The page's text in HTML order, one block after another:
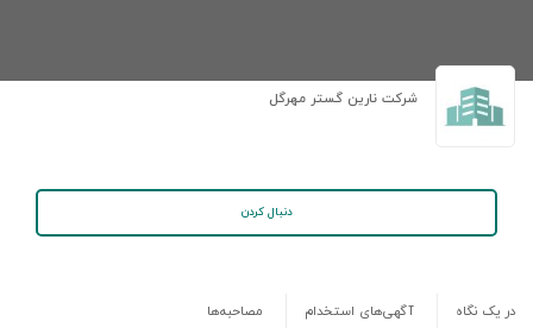
شرکت نارین گستر مهرگل
دنبال کردن
در یک نگاه آگهی‌های استخدام مصاحبه‌ها